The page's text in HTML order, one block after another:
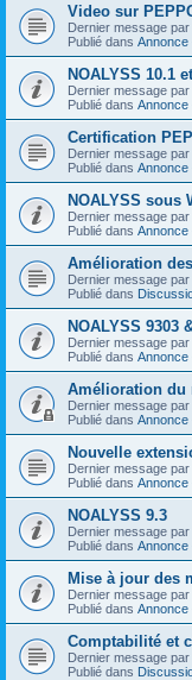
Video sur
Dernier message par
Publié dans Annonce
NOALYSS 10.1
Dernier message par
Publié dans Annonce
Certification
Dernier message par
Publié dans Annonce
NOALYSS sous
Dernier message par
Publié dans Annonce
Amélioration
Dernier message par
Publié dans
NOALYSS 9303
Dernier message par
Publié dans Annonce
Amélioration du
Dernier message par
Publié dans Annonce
Nouvelle
Dernier message par
Publié dans Annonce
NOALYSS 9.3
Dernier message par
Publié dans Annonce
Mise à jour des
Dernier message par
Publié dans Annonce
Comptabilité et
Dernier message par
Publié dans